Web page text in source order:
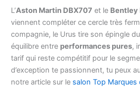
L’Aston Martin DBX707 et le Bentley
viennent compléter ce cercle très
compagnie, le Urus tire son épingle
équilibre entre performances pures,
tarif qui reste compétitif pour le
d’exception te passionnent, tu peux
notre article sur le salon Top Marques